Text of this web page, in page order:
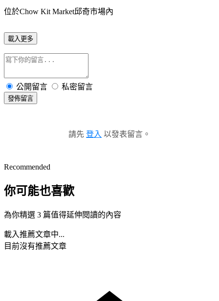
位於Chow Kit Market邱奇市場內
載入更多
公開留言 私密留言
發佈留言
請先 登入 以發表留言。
Recommended
你可能也喜歡
為你精選 3 篇值得延伸閱讀的內容
載入推薦文章中...
目前沒有推薦文章